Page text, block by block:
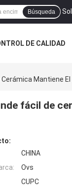
Búsqueda
DE CALIDAD
Cerámica Mantiene
fácil de
CHINA
Ovs
CUPC